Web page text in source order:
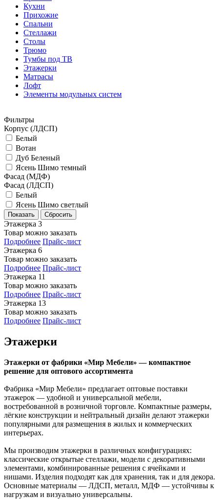
Кухни
Прихожие
Спальни
Стеллажи
Столы
Трюмо
Тумбы под ТВ
Этажерки
Матрасы
Лофт
Элементы модульных систем
Фильтры
Корпус (ЛДСП)
Белый
Вотан
Дуб Беленый
Ясень Шимо темный
Фасад (МДФ)
Фасад (ЛДСП)
Белый
Ясень Шимо светлый
Этажерка 3
Товар можно заказать
Подробнее Прайс-лист
Этажерка 6
Товар можно заказать
Подробнее Прайс-лист
Этажерка 11
Товар можно заказать
Подробнее Прайс-лист
Этажерка 13
Товар можно заказать
Подробнее Прайс-лист
Этажерки
Этажерки от фабрики «Мир Мебели» — компактное
решение для оптового ассортимента
Фабрика «Мир Мебели» предлагает оптовые поставки
этажерок — удобной и универсальной мебели,
востребованной в розничной торговле. Компактные размеры,
лёгкие конструкции и нейтральный дизайн делают этажерки
популярными для размещения в жилых и коммерческих
интерьерах.
Мы производим этажерки в различных конфигурациях:
классические открытые стеллажи, модели с декоративными
элементами, комбинированные решения с ячейками и
нишами. Изделия подходят как для хранения, так и для декора.
Основные материалы — ЛДСП, металл, МДФ — устойчивы к
нагрузкам и визуально универсальны.